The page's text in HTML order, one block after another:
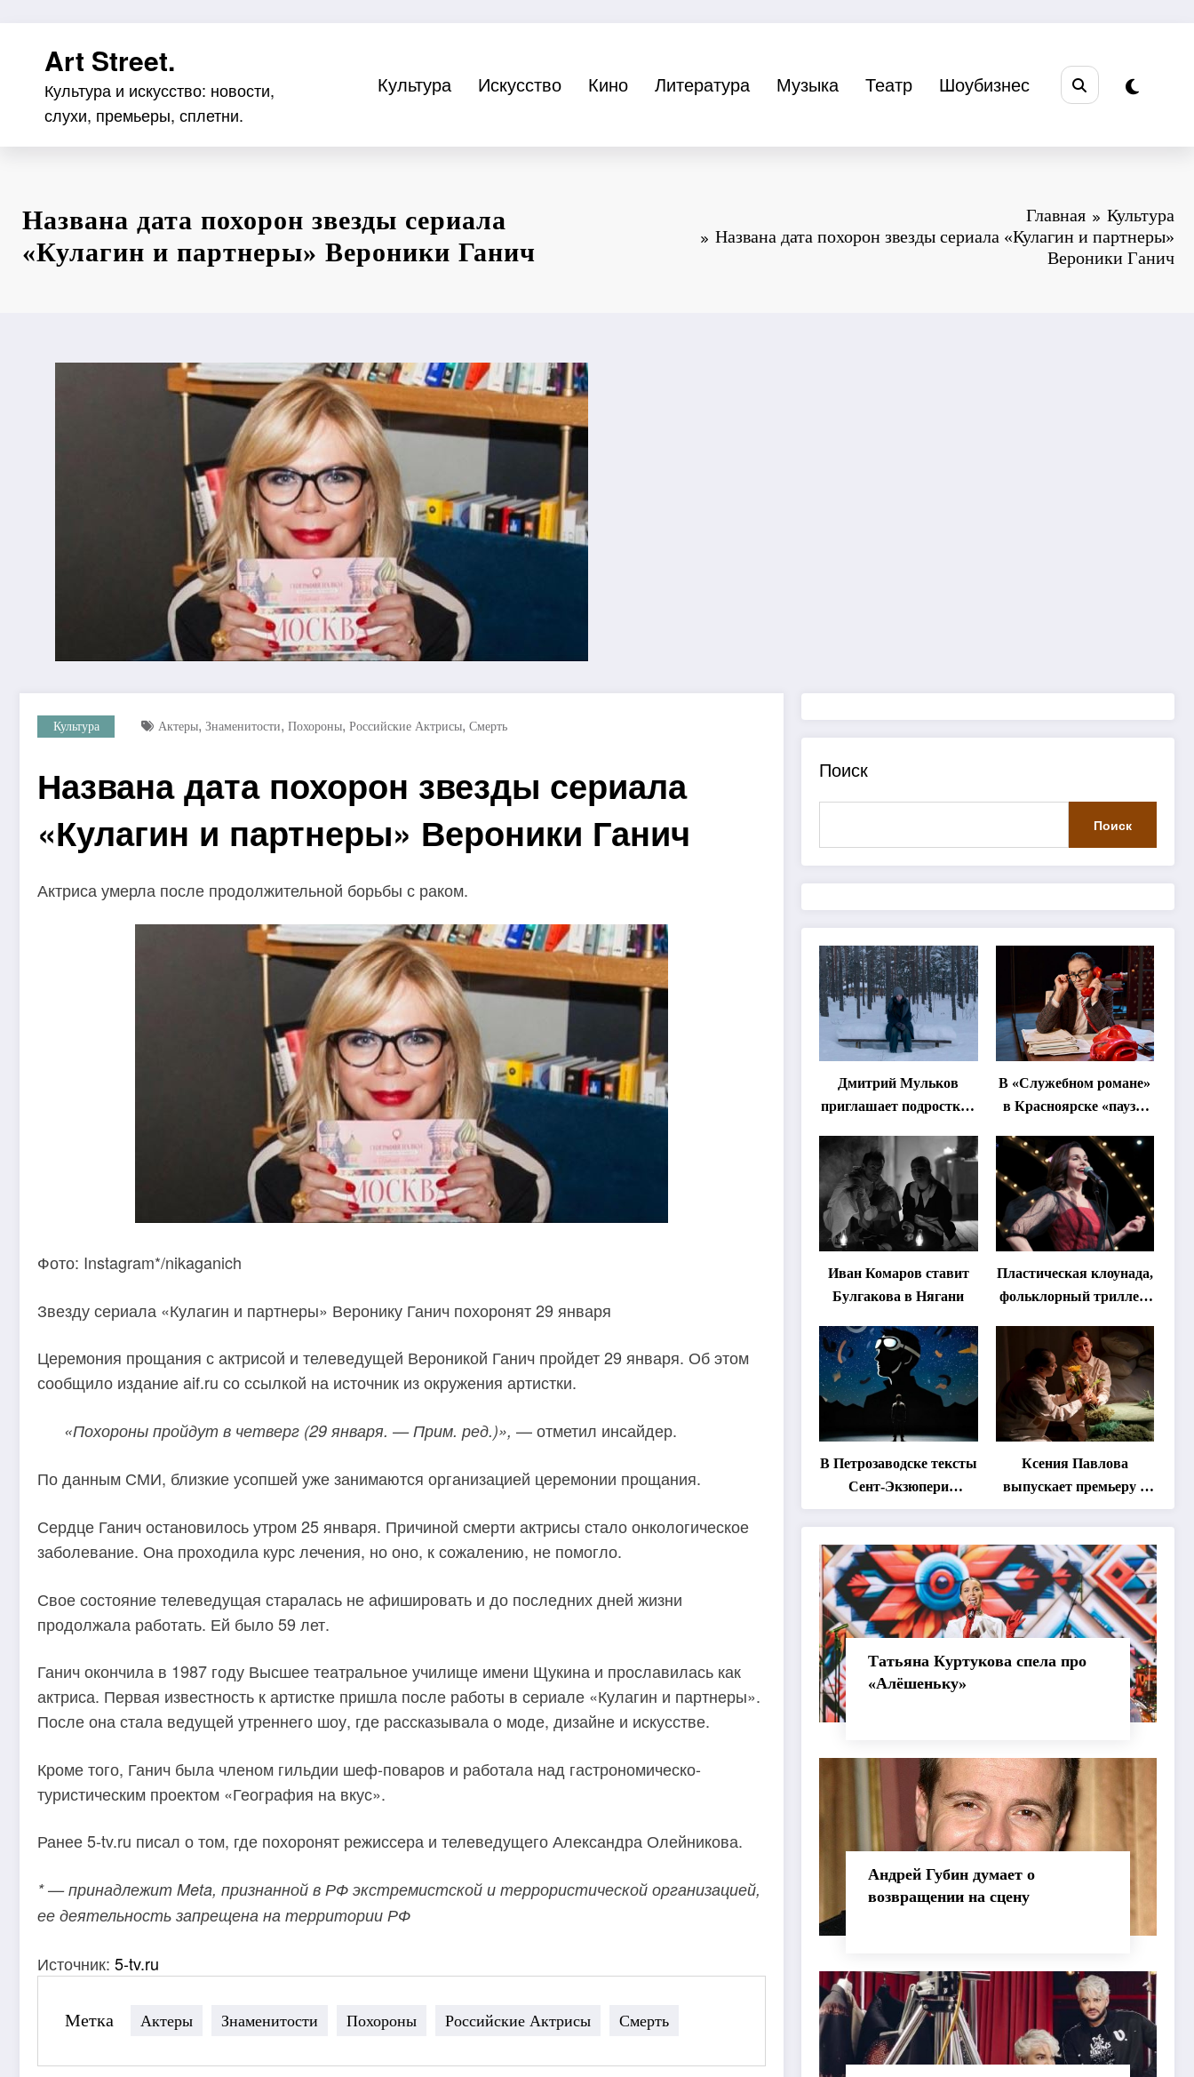
содержимомуArt Street.
Культура и искусство: новости,
слухи, премьеры, сплетни.
Культура Искусство Кино Литература Музыка Театр Шоубизнес
Названа дата похорон звезды сериала
«Кулагин и партнеры» Вероники Ганич
Главная
Культура
Названа дата похорон звезды сериала «Кулагин и партнеры»
Вероники Ганич
Культура Актеры, Знаменитости, Похороны, Российские Актрисы, Смерть
Названа дата похорон звезды сериала
«Кулагин и партнеры» Вероники Ганич
Актриса умерла после продолжительной борьбы с раком.
Фото: Instagram*/nikaganich
Звезду сериала «Кулагин и партнеры» Веронику Ганич похоронят 29 января
Церемония прощания с актрисой и телеведущей Вероникой Ганич пройдет 29 января. Об этом
сообщило издание aif.ru со ссылкой на источник из окружения артистки.
«Похороны пройдут в четверг (29 января. — Прим. ред.)», — отметил инсайдер.
По данным СМИ, близкие усопшей уже занимаются организацией церемонии прощания.
Сердце Ганич остановилось утром 25 января. Причиной смерти актрисы стало онкологическое
заболевание. Она проходила курс лечения, но оно, к сожалению, не помогло.
Свое состояние телеведущая старалась не афишировать и до последних дней жизни
продолжала работать. Ей было 59 лет.
Ганич окончила в 1987 году Высшее театральное училище имени Щукина и прославилась как
актриса. Первая известность к артистке пришла после работы в сериале «Кулагин и партнеры».
После она стала ведущей утреннего шоу, где рассказывала о моде, дизайне и искусстве.
Кроме того, Ганич была членом гильдии шеф-поваров и работала над гастрономическо-
туристическим проектом «География на вкус».
Ранее 5-tv.ru писал о том, где похоронят режиссера и телеведущего Александра Олейникова.
* — принадлежит Meta, признанной в РФ экстремистской и террористической организацией,
ее деятельность запрещена на территории РФ
Источник: 5-tv.ru
Метка Актеры Знаменитости Похороны Российские Актрисы Смерть
Поиск
Поиск
Дмитрий Мульков
приглашает подростков
«спектакль-
солостальгию»
В «Служебном романе»
в Красноярске «паузы
Иван Комаров ставит
Булгакова в Нягани
Пластическая клоунада,
фольклорный триллер,
Что покажут на втором
этапе фестиваля
«Монокль»
В Петрозаводске тексты
Сент-Экзюпери
переведут на язык
хореографии
Ксения Павлова
выпускает премьеру о
дружбе сурка и
Татьяна Куртукова спела про
«Алёшеньку»
Андрей Губин думает о
возвращении на сцену